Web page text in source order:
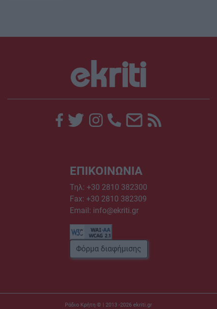
ΕΠΙΚΟΙΝΩΝΙΑ
Τηλ: +30 2810 382300
Fax: +30 2810 382309
Email: info@ekriti.gr
Φόρμα διαφήμισης
Ράδιο Κρήτη © | 2013 -2026 ekriti.gr